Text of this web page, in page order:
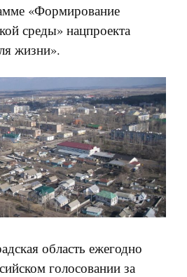
«Формирование
среды» нацпроекта
жизни».
область ежегодно
голосовании за